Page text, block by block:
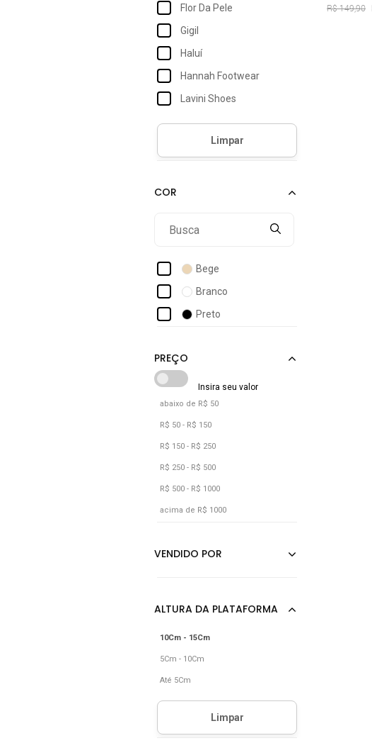
Flor Da Pele
Gigil
Haluí
Hannah Footwear
Lavini Shoes
Lazzlu
Lumiss
Rovetto
Venetto
Vizzano
Bege
Branco
Preto
abaixo de R$ 50
R$ 50 - R$ 150
R$ 150 - R$ 250
R$ 250 - R$ 500
R$ 500 - R$ 1000
acima de R$ 1000
10Cm - 15Cm
5Cm - 10Cm
Até 5Cm
R$ 149,90